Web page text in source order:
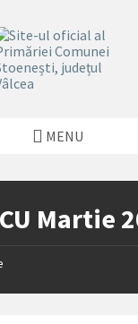
MENU
Martie